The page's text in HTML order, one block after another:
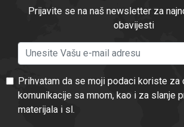
Prijavite se na naš newsletter za
obavijesti
Prihvatam da se moji podaci koriste za
komunikacije sa mnom, kao i za slanje
materijala i sl.